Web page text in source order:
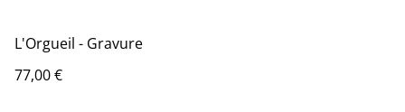
L'Orgueil - Gravure
77,00 €